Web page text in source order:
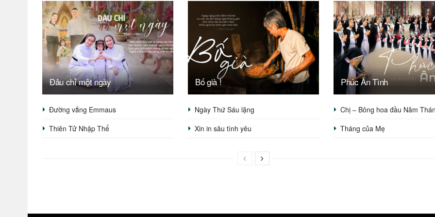
Đâu chỉ một ngày Bố già ! Phúc Ân Tình
Đường vắng Emmaus Ngày Thứ Sáu lặng
Chị – Bông hoa đầu Năm
Thiên Tử Nhập Thể
Xin in sâu tình yêu Tháng của Mẹ